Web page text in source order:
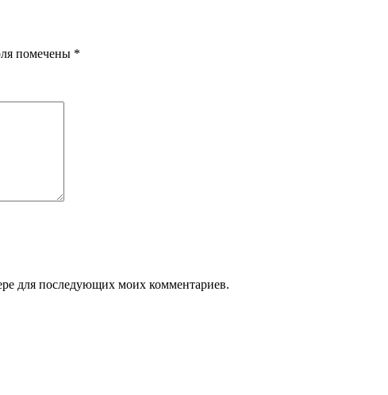
помечены *
для последующих моих комментариев.